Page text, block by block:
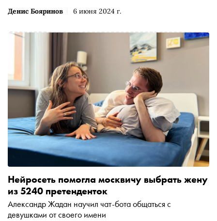
Денис Бояринов 6 июня 2024 г.
Нейросеть помогла москвичу выбрать жену
из 5240 претенденток
Александр Жадан научил чат-бота общаться с
девушками от своего имени